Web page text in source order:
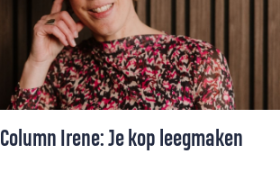
Column Irene: Je kop leegmaken